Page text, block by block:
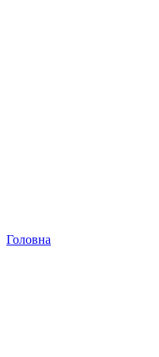
Головна